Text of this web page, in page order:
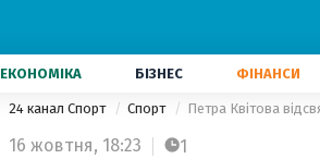
ЕКОНОМІКА БІЗНЕС ФІНАНСИ
24 канал Спорт Спорт Петра Квітова
16 жовтня, 18:23 1